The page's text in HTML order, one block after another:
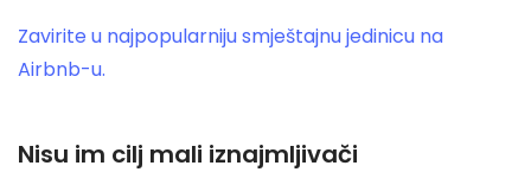
Zavirite u najpopularniju smještajnu jedinicu na
Airbnb-u.
Nisu im cilj mali iznajmljivači